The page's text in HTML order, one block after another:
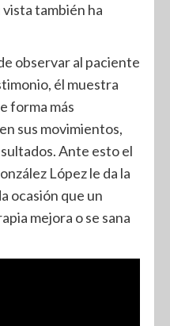
también ha
observar al paciente
él muestra
forma más
sus movimientos,
Ante esto el
López le da la
ocasión que un
mejora o se sana